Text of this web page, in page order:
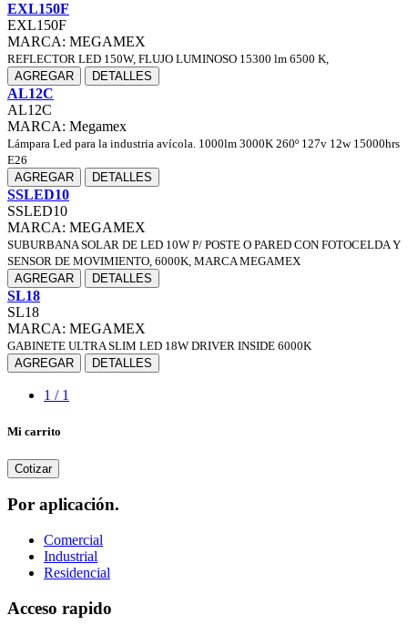
EXL150F
EXL150F
MARCA: MEGAMEX
REFLECTOR LED 150W, FLUJO LUMINOSO 15300 lm 6500 K,
AGREGAR
DETALLES
AL12C
AL12C
MARCA: Megamex
Lámpara Led para la industria avícola. 1000lm 3000K 260º 127v 12w 15000hrs
E26
AGREGAR
DETALLES
SSLED10
SSLED10
MARCA: MEGAMEX
SUBURBANA SOLAR DE LED 10W P/ POSTE O PARED CON FOTOCELDA Y
SENSOR DE MOVIMIENTO, 6000K, MARCA MEGAMEX
AGREGAR
DETALLES
SL18
SL18
MARCA: MEGAMEX
GABINETE ULTRA SLIM LED 18W DRIVER INSIDE 6000K
AGREGAR
DETALLES
1 / 1
Mi carrito
Cotizar
Por aplicación.
Comercial
Industrial
Residencial
Acceso rapido